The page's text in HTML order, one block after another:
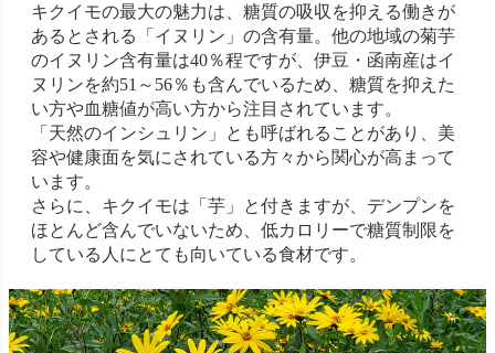
キクイモの最大の魅力は、糖質の吸収を抑える働きが
あるとされる「イヌリン」の含有量。他の地域の菊芋
のイヌリン含有量は40％程ですが、伊豆・函南産はイ
ヌリンを約51～56％も含んでいるため、糖質を抑えた
い方や血糖値が高い方から注目されています。
「天然のインシュリン」とも呼ばれることがあり、美
容や健康面を気にされている方々から関心が高まって
います。
さらに、キクイモは「芋」と付きますが、デンプンを
ほとんど含んでいないため、低カロリーで糖質制限を
している人にとても向いている食材です。